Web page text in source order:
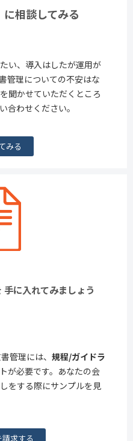
に相談してみる
い、導入はしたが運用が
管理についての不安はな
聞かせていただくところ
合わせください。
みる
に入れてみましょう
管理には、 規程/ガイドラ
が必要です。あなたの会
をする際にサンプルを見
求する